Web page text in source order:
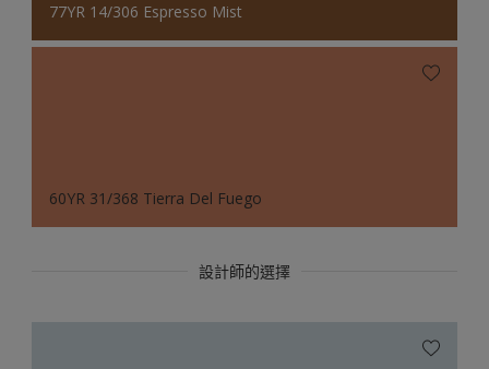
77YR 14/306 Espresso Mist
60YR 31/368 Tierra Del Fuego
設計師的選擇